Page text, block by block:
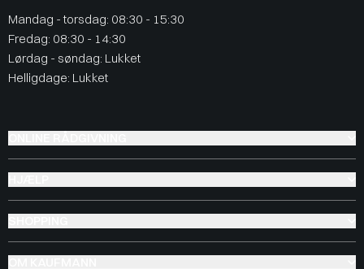
Mandag - torsdag: 08:30 - 15:30
Fredag: 08:30 - 14:30
Lørdag - søndag: Lukket
Helligdage: Lukket